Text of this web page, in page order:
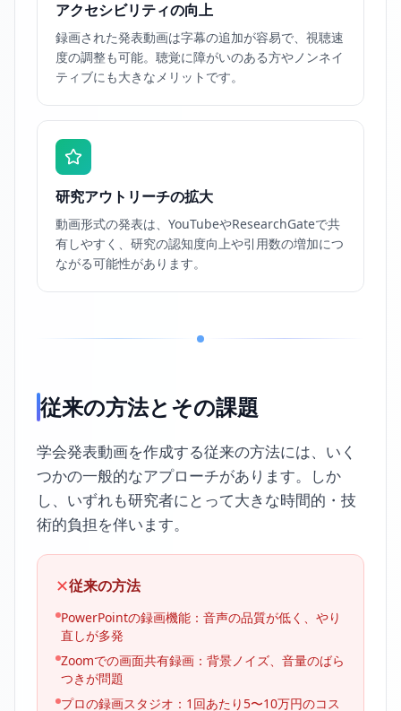
アクセシビリティの向上
録画された発表動画は字幕の追加が容易で、視聴速
度の調整も可能。聴覚に障がいのある方やノンネイ
ティブにも大きなメリットです。
研究アウトリーチの拡大
動画形式の発表は、YouTubeやResearchGateで共
有しやすく、研究の認知度向上や引用数の増加につ
ながる可能性があります。
従来の方法とその課題
学会発表動画を作成する従来の方法には、いく
つかの一般的なアプローチがあります。しか
し、いずれも研究者にとって大きな時間的・技
術的負担を伴います。
✕従来の方法
PowerPointの録画機能：音声の品質が低く、やり
直しが多発
Zoomでの画面共有録画：背景ノイズ、音量のばら
つきが問題
プロの録画スタジオ：1回あたり5〜10万円のコス